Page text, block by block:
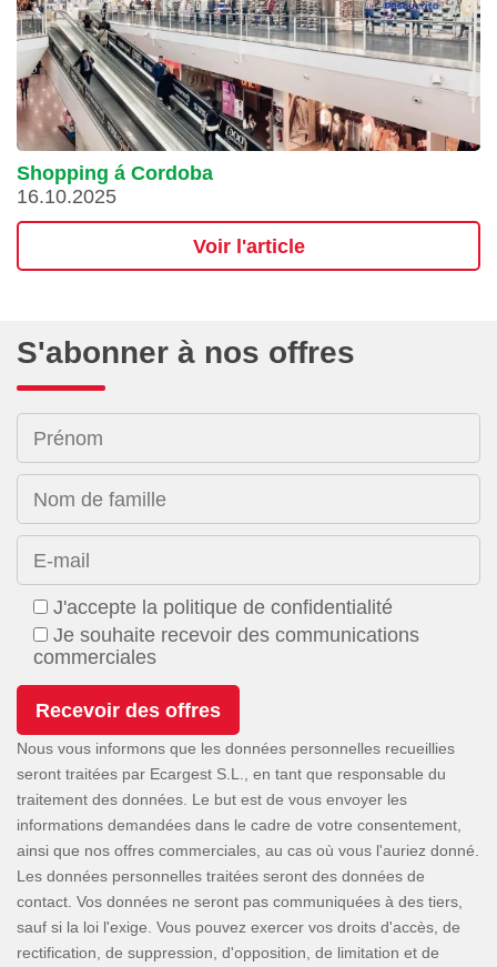
Shopping á Cordoba
16.10.2025
Voir l'article
S'abonner à nos offres
Prénom
Nom de famille
E-mail
J'accepte la politique de confidentialité
Je souhaite recevoir des communications
commerciales
Nous vous informons que les données personnelles recueillies
seront traitées par Ecargest S.L., en tant que responsable du
traitement des données. Le but est de vous envoyer les
informations demandées dans le cadre de votre consentement,
ainsi que nos offres commerciales, au cas où vous l'auriez donné.
Les données personnelles traitées seront des données de
contact. Vos données ne seront pas communiquées à des tiers,
sauf si la loi l'exige. Vous pouvez exercer vos droits d'accès, de
rectification, de suppression, d'opposition, de limitation et de